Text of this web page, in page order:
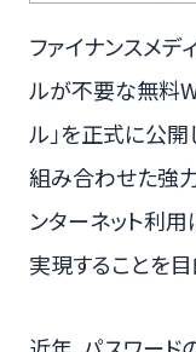
ファイナンスメデ
ルが不要な無料
ル」を正式に公開
組み合わせた強
ンターネット利
実現することを目